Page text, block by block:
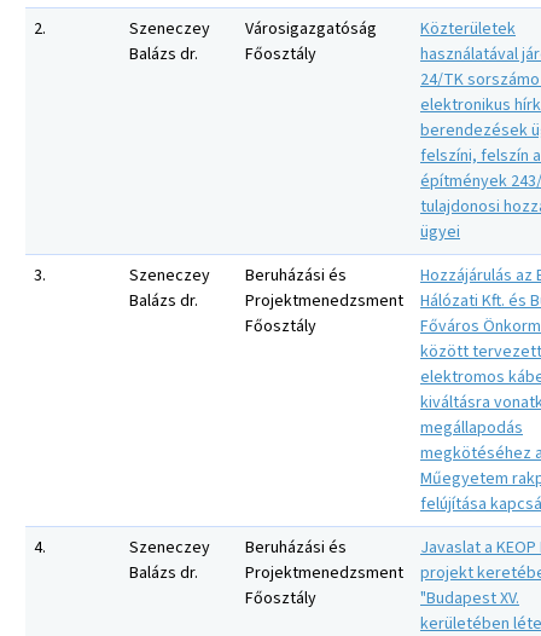
2.
Szeneczey
Balázs dr.
Városigazgatóság
Főosztály
Közterületek
használatával
24/TK
elektronikus
berendezések
felszíni, felszín
építmények
tulajdonosi
ügyei
3.
Szeneczey
Balázs dr.
Beruházási és
Projektmenedzsment
Főosztály
Hozzájárulás az
Hálózati Kft. és
Főváros
között
elektromos
kiváltásra
megállapodás
megkötéséhez
Műegyetem
felújítása
4.
Szeneczey
Balázs dr.
Beruházási és
Projektmenedzsment
Főosztály
Javaslat a KEOP
projekt
"Budapest XV.
kerületében